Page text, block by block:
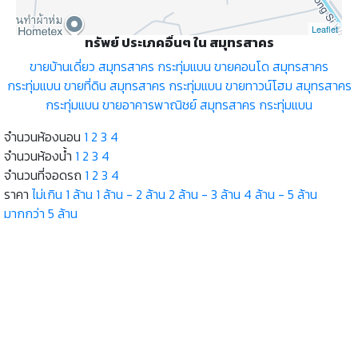
Leaflet
ทรัพย์ ประเภคอื่นๆ ใน สมุทรสาคร
ขายบ้านเดี่ยว สมุทรสาคร กระทุ่มแบน ขายคอนโด สมุทรสาคร
กระทุ่มแบน ขายที่ดิน สมุทรสาคร กระทุ่มแบน ขายทาวน์โฮม สมุทรสาคร
กระทุ่มแบน ขายอาคารพาณิชย์ สมุทรสาคร กระทุ่มแบน
จำนวนห้องนอน 1 2 3 4
จำนวนห้องน้ำ 1 2 3 4
จำนวนที่จอดรถ 1 2 3 4
ราคา ไม่เกิน 1 ล้าน 1 ล้าน - 2 ล้าน 2 ล้าน - 3 ล้าน 4 ล้าน - 5 ล้าน
มากกว่า 5 ล้าน